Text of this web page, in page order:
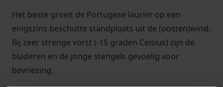
Het beste groeit de Portugese laurier op een
enigszins beschutte standplaats uit de (oosten)wind.
Bij zeer strenge vorst (-15 graden Celsius) zijn de
bladeren en de jonge stengels gevoelig voor
bevriezing.